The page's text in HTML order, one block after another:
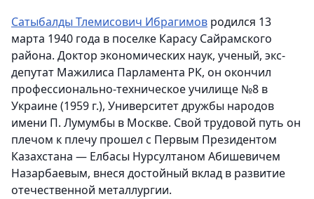
Сатыбалды Тлемисович Ибрагимов родился 13
марта 1940 года в поселке Карасу Сайрамского
района. Доктор экономических наук, ученый, экс-
депутат Мажилиса Парламента РК, он окончил
профессионально-техническое училище №8 в
Украине (1959 г.), Университет дружбы народов
имени П. Лумумбы в Москве. Свой трудовой путь он
плечом к плечу прошел с Первым Президентом
Казахстана — Елбасы Нурсултаном Абишевичем
Назарбаевым, внеся достойный вклад в развитие
отечественной металлургии.